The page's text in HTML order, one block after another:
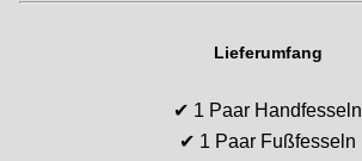
Lieferumfang
✔ 1 Paar Handfesseln
✔ 1 Paar Fußfesseln